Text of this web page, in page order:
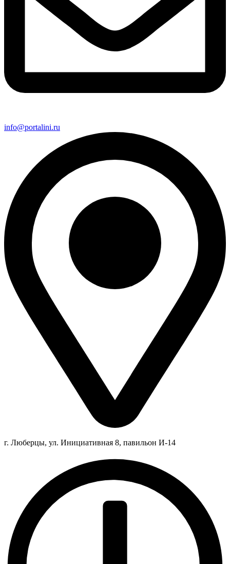
info@portalini.ru
г. Люберцы, ул. Инициативная 8, павильон И-14